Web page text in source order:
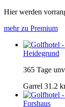
Hier werden
mehr zu Premium
Heidegrund
365 Tage
Garrel 31.2
Forshaus